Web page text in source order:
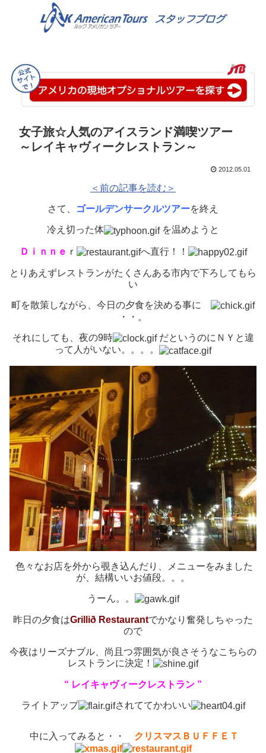
女子旅☆人気のアイスランド満喫ツアー
～レイキャヴィークレストラン～
2012.05.01
＜前の記事を読む＞
さて、 ゴールデンサークルツアーを終え
冷え切った体 を温めようと
Ｄｉｎｎｅ ｒ へ直行！！
とりあえずレストランがたくさんある市内で下ろしてもら
い
町を散策しながら、今日の夕食を決める事に
・・。
それにしても、夜の9時
だというのにＮＹと違
って人がいない。。。。
色々なお店を外から覗き込んだり、メニューをみました
が、結構いいお値段。。。
うーん。。
昨日の夕食はGrillið Restaurantでかなり奮発しちゃった
ので
今夜はリーズナブル、尚且つ雰囲気が良さそうなこちらの
レストランに決定！
“ レイキャヴィークレストラン ”
ライトアップ されててかわいい
中に入ってみると・・ クリスマスＢＵＦＦＥＴ